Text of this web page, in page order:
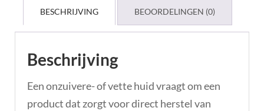
BESCHRIJVING BEOORDELINGEN (0)
Beschrijving
Een onzuivere- of vette huid vraagt om een
product dat zorgt voor direct herstel van